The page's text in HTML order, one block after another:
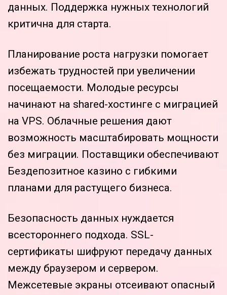
данных. Поддержка нужных технологий
критична для старта.
Планирование роста нагрузки помогает
избежать трудностей при увеличении
посещаемости. Молодые ресурсы
начинают на shared-хостинге с миграцией
на VPS. Облачные решения дают
возможность масштабировать мощности
без миграции. Поставщики обеспечивают
Бездепозитное казино с гибкими
планами для растущего бизнеса.
Безопасность данных нуждается
всестороннего подхода. SSL-
сертификаты шифруют передачу данных
между браузером и сервером.
Межсетевые экраны отсеивают опасный